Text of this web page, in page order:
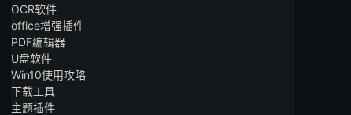
OCR软件
office增强插件
PDF编辑器
U盘软件
Win10使用攻略
下载工具
主题插件